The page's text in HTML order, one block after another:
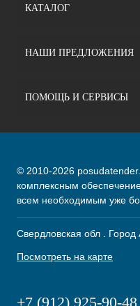
КАТАЛОГ
НАШИ ПРЕДЛОЖЕНИЯ
ПОМОЩЬ И СЕРВИСЫ
© 2010-2026
комплексным
всем необходимым уже
Свердловская обл .
Посмотреть на карте
+7 (912) 925-90-48